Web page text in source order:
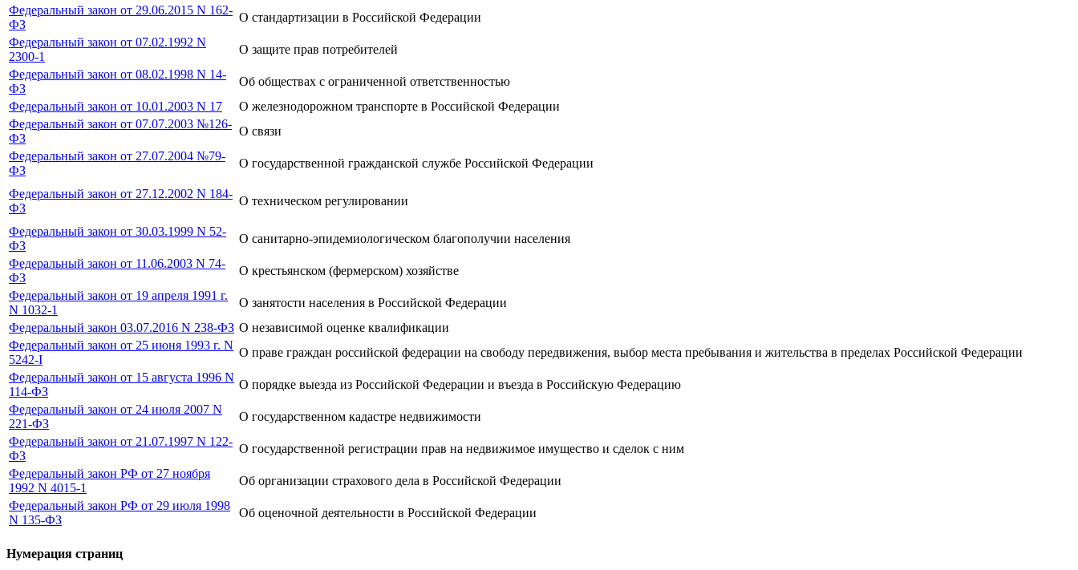
Федеральный закон от 29.06.2015 N 162-
ФЗ
О стандартизации в Российской Федерации
Федеральный закон от 07.02.1992 N
2300-1
О защите прав потребителей
Федеральный закон от 08.02.1998 N 14-
ФЗ
Об обществах с ограниченной ответственностью
Федеральный закон от 10.01.2003 N 17
О железнодорожном транспорте в Российской Федерации
Федеральный закон от 07.07.2003 №126-
ФЗ
О связи
Федеральный закон от 27.07.2004 №79-
ФЗ
О государственной гражданской службе Российской Федерации
Федеральный закон от 27.12.2002 N 184-
ФЗ
О техническом регулировании
Федеральный закон от 30.03.1999 N 52-
ФЗ
О санитарно-эпидемиологическом благополучии населения
Федеральный закон от 11.06.2003 N 74-
ФЗ
О крестьянском (фермерском) хозяйстве
Федеральный закон от 19 апреля 1991 г.
N 1032-1
О занятости населения в Российской Федерации
Федеральный закон 03.07.2016 N 238-ФЗ О независимой оценке квалификации
Федеральный закон от 25 июня 1993 г. N
5242-I
О праве граждан российской федерации на свободу передвижения, выбор места пребывания и жительства в пределах Российской Федерации
Федеральный закон от 15 августа 1996 N
114-ФЗ
О порядке выезда из Российской Федерации и въезда в Российскую Федерацию
Федеральный закон от 24 июля 2007 N
221-ФЗ
О государственном кадастре недвижимости
Федеральный закон от 21.07.1997 N 122-
ФЗ
О государственной регистрации прав на недвижимое имущество и сделок с ним
Федеральный закон РФ от 27 ноября
1992 N 4015-1
Об организации страхового дела в Российской Федерации
Федеральный закон РФ от 29 июля 1998
N 135-ФЗ
Об оценочной деятельности в Российской Федерации
Нумерация страниц